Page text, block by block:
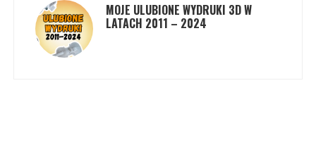
MOJE ULUBIONE WYDRUKI 3D W
LATACH 2011 – 2024